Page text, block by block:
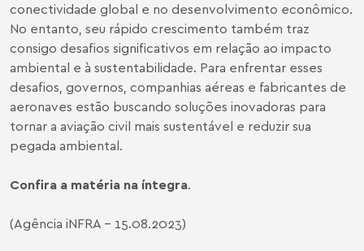
conectividade global e no desenvolvimento econômico.
No entanto, seu rápido crescimento também traz
consigo desafios significativos em relação ao impacto
ambiental e à sustentabilidade. Para enfrentar esses
desafios, governos, companhias aéreas e fabricantes de
aeronaves estão buscando soluções inovadoras para
tornar a aviação civil mais sustentável e reduzir sua
pegada ambiental.
Confira a matéria na íntegra.
(Agência iNFRA - 15.08.2023)